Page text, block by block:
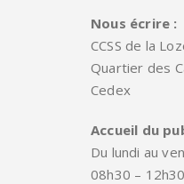
Nous écrire :
CCSS de la
Quartier des
Cedex
Accueil du
Du lundi au
08h30 – 12h30